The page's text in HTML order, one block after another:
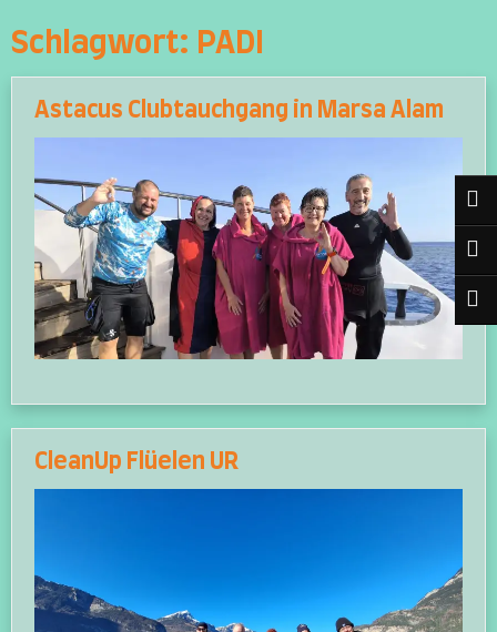
content
Schlagwort: PADI
Astacus Clubtauchgang in Marsa Alam
CleanUp Flüelen UR